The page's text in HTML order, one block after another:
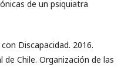
de un psiquiatra
Discapacidad. 2016.
Chile. Organización de las